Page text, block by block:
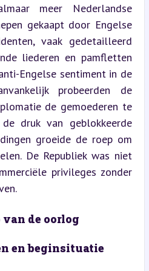
meer Nederlandse
gekaapt door Engelse
vaak gedetailleerd
liederen en pamfletten
Engelse sentiment in de
probeerden de
de gemoederen te
druk van geblokkeerde
groeide de roep om
De Republiek was niet
privileges zonder
de oorlog
en beginsituatie